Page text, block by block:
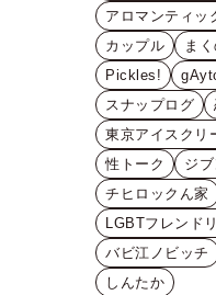
アロマンティッ
カップル
ま
Pickles!
スナップログ
東京アイスクリ
性トーク
ジ
チヒロックん家
LGBTフレンド
バビ江ノビッチ
しんたか